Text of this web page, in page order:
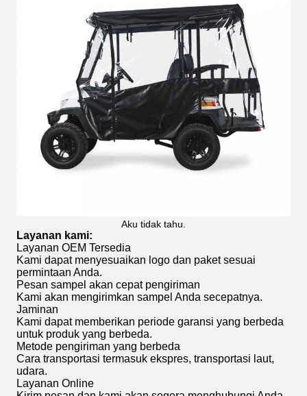
Aku tidak tahu.
Layanan kami:
Layanan OEM Tersedia
Kami dapat menyesuaikan logo dan paket sesuai
permintaan Anda.
Pesan sampel akan cepat pengiriman
Kami akan mengirimkan sampel Anda secepatnya.
Jaminan
Kami dapat memberikan periode garansi yang berbeda
untuk produk yang berbeda.
Metode pengiriman yang berbeda
Cara transportasi termasuk ekspres, transportasi laut,
udara.
Layanan Online